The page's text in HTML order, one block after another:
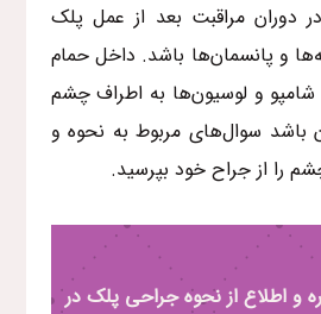
دوران مراقبت بعد از عمل پلک
و پانسمان‌ها باشد. داخل حمام
شامپو و لوسیون‌ها به اطراف چشم
باشد سوال‌های مربوط به نحوه و
را از جراح خود بپرسید.
و اطلاع از نحوه جراحی پلک در